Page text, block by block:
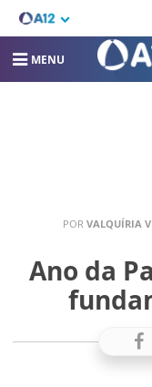
MENU
POR VALQUÍRIA
Ano da